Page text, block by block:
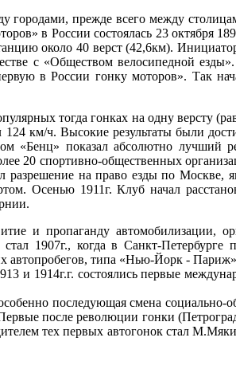
городами, прежде всего между
в России состоялась 23 октября
около 40 верст (42,6км).
с «Обществом велосипедной
в России гонку моторов». Так
тогда гонках на одну версту
124 км/ч. Высокие результаты были
«Бенц» показал абсолютно лучший
20 спортивно-общественных
на право езды по Москве,
Осенью 1911г. Клуб начал
и пропаганду автомобилизации,
1907г., когда в Санкт-Петербурге
автопробегов, типа «Нью-Йорк -
и 1914г.г. состоялись первые
последующая смена социально-
после революции гонки
тех первых автогонок стал